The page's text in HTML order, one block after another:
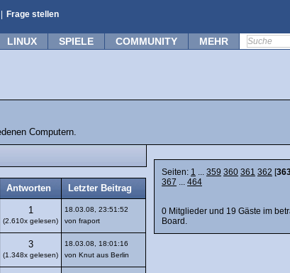
Frage stellen
LINUX SPIELE COMMUNITY MEHR
Computern.
Antworten Letzter Beitrag
1
(2.610x gelesen)
18.03.08, 23:51:52
von fraport
3
(1.348x gelesen)
18.03.08, 18:01:16
von Knut aus Berlin
Seiten: 1 ... 359 360 361 362 [
367 ... 464
0 Mitglieder und 19 Gäste im
Board.